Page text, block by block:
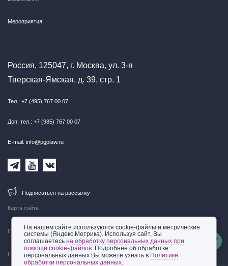
Карта сайта
Правовая информация
Политика обработки персональных данных
Мероприятия
Россия, 125047, г. Москва, ул. 3-я
Тверская-Ямская, д. 39, стр. 1
Тел.: +7 (495) 767 00 07
Доп. тел.: +7 (985) 767 00 07
E-mail: info@pgplaw.ru
Подписаться на рассылку
На нашем сайте используются cookie-файлы и метрические
системы (Яндекс.Метрика). Используя сайт, Вы
соглашаетесьна обработку персональных данных при
помощи cookie-файлов. Подробнее об обработке
персональных данных Вы можете узнать в Политике
обработки персональных данных.